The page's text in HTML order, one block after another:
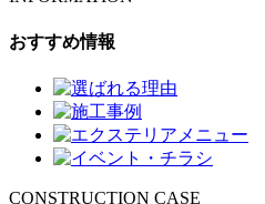
おすすめ情報
CONSTRUCTION CASE